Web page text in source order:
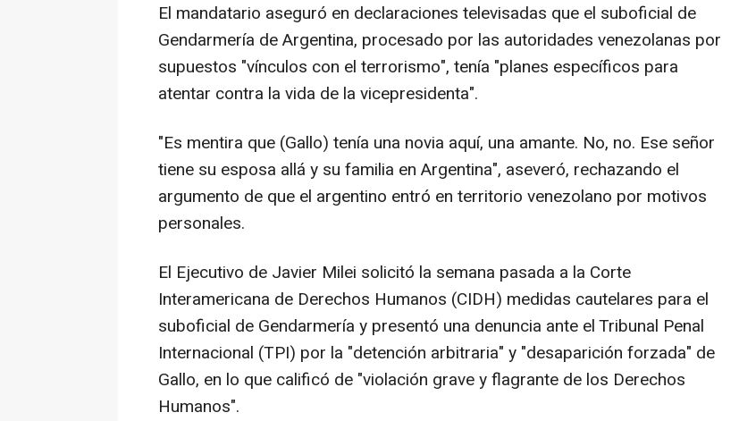
El mandatario aseguró en declaraciones televisadas que el suboficial de
Gendarmería de Argentina, procesado por las autoridades venezolanas por
supuestos "vínculos con el terrorismo", tenía "planes específicos para
atentar contra la vida de la vicepresidenta".
"Es mentira que (Gallo) tenía una novia aquí, una amante. No, no. Ese señor
tiene su esposa allá y su familia en Argentina", aseveró, rechazando el
argumento de que el argentino entró en territorio venezolano por motivos
personales.
El Ejecutivo de Javier Milei solicitó la semana pasada a la Corte
Interamericana de Derechos Humanos (CIDH) medidas cautelares para el
suboficial de Gendarmería y presentó una denuncia ante el Tribunal Penal
Internacional (TPI) por la "detención arbitraria" y "desaparición forzada" de
Gallo, en lo que calificó de "violación grave y flagrante de los Derechos
Humanos".